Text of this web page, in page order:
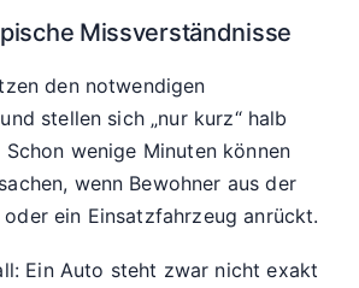
Missverständnisse
den notwendigen
stellen sich „nur kurz“ halb
wenige Minuten können
wenn Bewohner aus der
oder ein Einsatzfahrzeug anrückt.
Ein Auto steht zwar nicht exakt